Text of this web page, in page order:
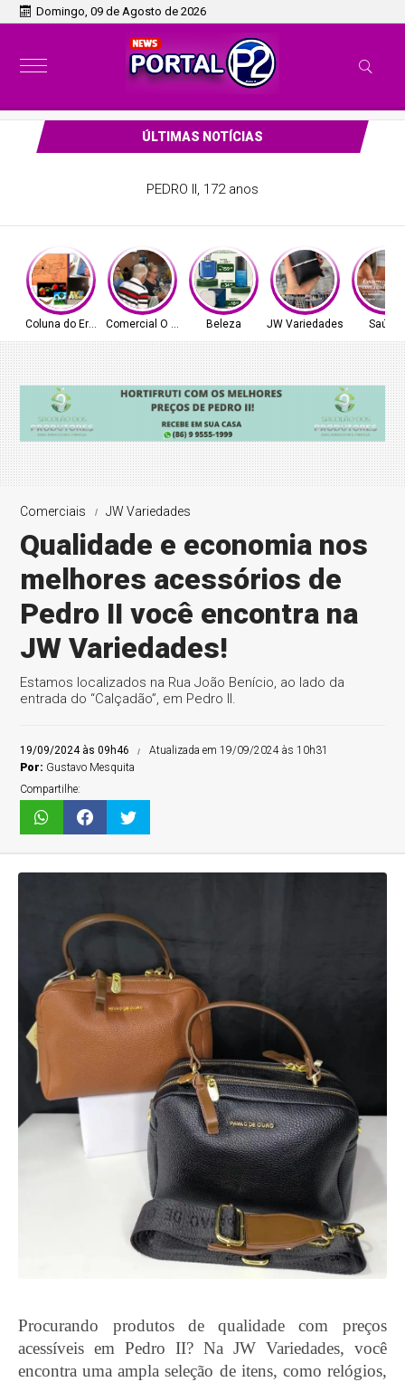
Domingo, 09 de Agosto de 2026
ÚLTIMAS NOTÍCIAS
PEDRO II, 172 anos
Coluna do ErnâniComercial O FerreiraBeleza JW Variedades Saúde!
Comerciais JW Variedades
Qualidade e economia nos
melhores acessórios de
Pedro II você encontra na
JW Variedades!
Estamos localizados na Rua João Benício, ao lado da
entrada do “Calçadão”, em Pedro II.
19/09/2024 às 09h46
Atualizada em 19/09/2024 às 10h31
Por: Gustavo Mesquita
Compartilhe:
Procurando produtos de qualidade com preços
acessíveis em Pedro II? Na JW Variedades, você
encontra uma ampla seleção de itens, como relógios,